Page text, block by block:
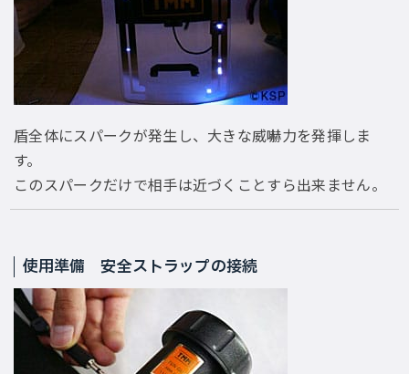
盾全体にスパークが発生し、大きな威嚇力を発揮しま
す。
このスパークだけで相手は近づくことすら出来ません。
使用準備 安全ストラップの接続